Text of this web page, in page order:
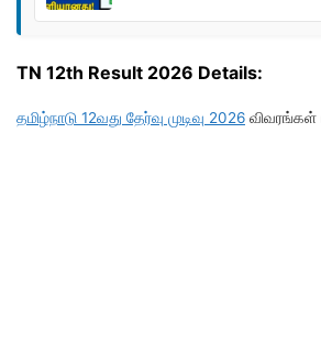
TN 12th Result 2026 Details:
தமிழ்நாடு 12வது தேர்வு முடிவு 2026 விவரங்கள்